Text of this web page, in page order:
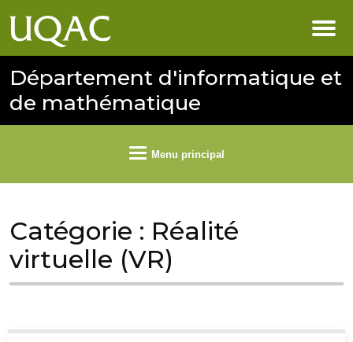
Département d'informatique et
de mathématique
Menu principal
Catégorie : Réalité
virtuelle (VR)